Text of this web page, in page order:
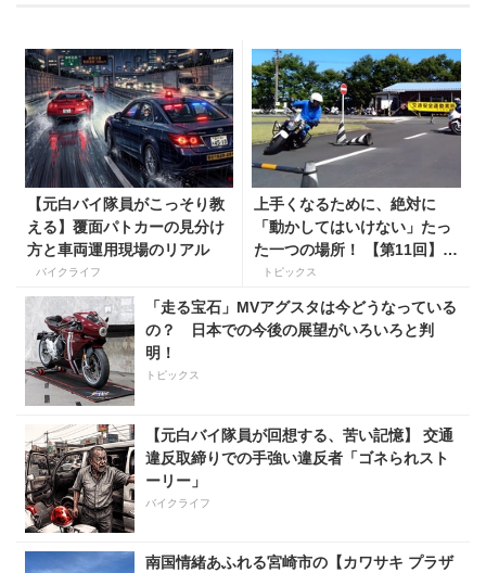
【元白バイ隊員がこっそり教
える】覆面パトカーの見分け
方と車両運用現場のリアル
バイクライフ
上手くなるために、絶対に
「動かしてはいけない」たっ
た一つの場所！ 【第11回】現
役二輪教習指導員YouTuber
ばくのライテク講座
トピックス
「走る宝石」MVアグスタは今どうなっている
の？ 日本での今後の展望がいろいろと判
明！
トピックス
【元白バイ隊員が回想する、苦い記憶】 交通
違反取締りでの手強い違反者「ゴネられスト
ーリー」
バイクライフ
南国情緒あふれる宮崎市の【カワサキ プラザ